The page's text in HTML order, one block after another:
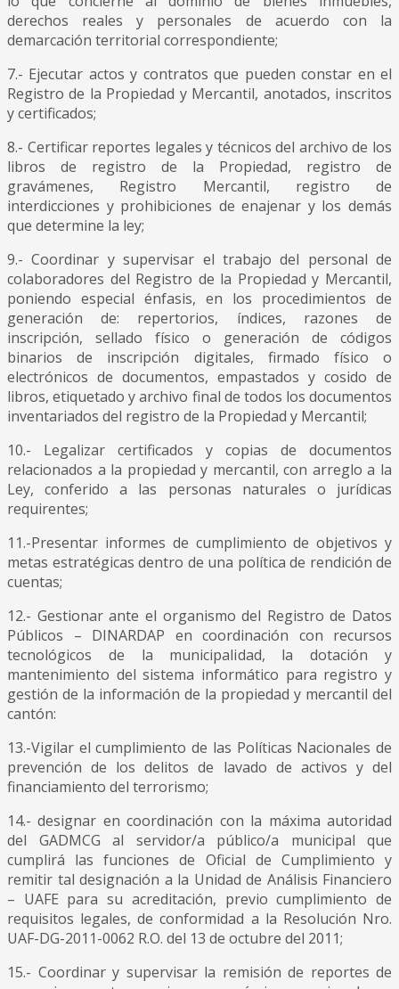
derechos reales y personales de acuerdo con la
demarcación territorial correspondiente;
7.- Ejecutar actos y contratos que pueden constar en el
Registro de la Propiedad y Mercantil, anotados, inscritos
y certificados;
8.- Certificar reportes legales y técnicos del archivo de los
libros de registro de la Propiedad, registro de
gravámenes, Registro Mercantil, registro de
interdicciones y prohibiciones de enajenar y los demás
que determine la ley;
9.- Coordinar y supervisar el trabajo del personal de
colaboradores del Registro de la Propiedad y Mercantil,
poniendo especial énfasis, en los procedimientos de
generación de: repertorios, índices, razones de
inscripción, sellado físico o generación de códigos
binarios de inscripción digitales, firmado físico o
electrónicos de documentos, empastados y cosido de
libros, etiquetado y archivo final de todos los documentos
inventariados del registro de la Propiedad y Mercantil;
10.- Legalizar certificados y copias de documentos
relacionados a la propiedad y mercantil, con arreglo a la
Ley, conferido a las personas naturales o jurídicas
requirentes;
11.-Presentar informes de cumplimiento de objetivos y
metas estratégicas dentro de una política de rendición de
cuentas;
12.- Gestionar ante el organismo del Registro de Datos
Públicos – DINARDAP en coordinación con recursos
tecnológicos de la municipalidad, la dotación y
mantenimiento del sistema informático para registro y
gestión de la información de la propiedad y mercantil del
cantón:
13.-Vigilar el cumplimiento de las Políticas Nacionales de
prevención de los delitos de lavado de activos y del
financiamiento del terrorismo;
14.- designar en coordinación con la máxima autoridad
del GADMCG al servidor/a público/a municipal que
cumplirá las funciones de Oficial de Cumplimiento y
remitir tal designación a la Unidad de Análisis Financiero
– UAFE para su acreditación, previo cumplimiento de
requisitos legales, de conformidad a la Resolución Nro.
UAF-DG-2011-0062 R.O. del 13 de octubre del 2011;
15.- Coordinar y supervisar la remisión de reportes de